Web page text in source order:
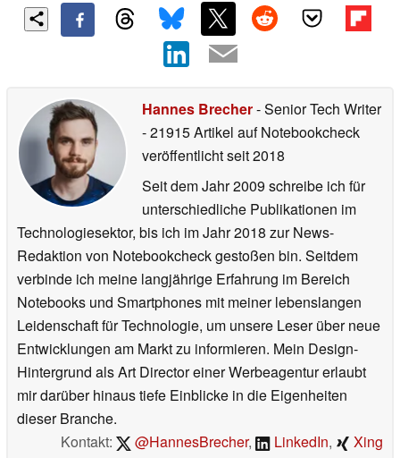
Hannes Brecher- Senior Tech Writer
- 21915 Artikel auf Notebookcheck
veröffentlichtseit 2018
Seit dem Jahr 2009 schreibe ich für
unterschiedliche Publikationen im
Technologiesektor, bis ich im Jahr 2018 zur News-
Redaktion von Notebookcheck gestoßen bin. Seitdem
verbinde ich meine langjährige Erfahrung im Bereich
Notebooks und Smartphones mit meiner lebenslangen
Leidenschaft für Technologie, um unsere Leser über neue
Entwicklungen am Markt zu informieren. Mein Design-
Hintergrund als Art Director einer Werbeagentur erlaubt
mir darüber hinaus tiefe Einblicke in die Eigenheiten
dieser Branche.
Kontakt:
@HannesBrecher, LinkedIn, Xing